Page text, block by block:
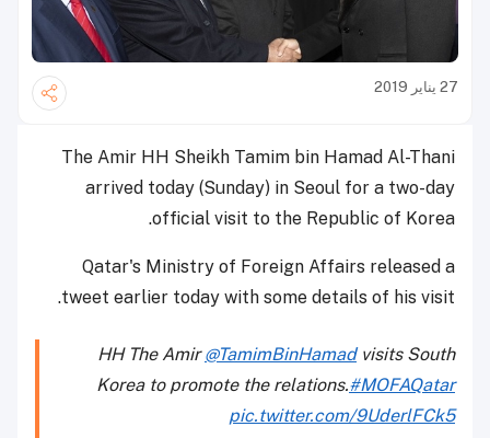
27 يناير 2019
The Amir HH Sheikh Tamim bin Hamad Al-Thani
arrived today (Sunday) in Seoul for a two-day
official visit to the Republic of Korea.
Qatar's Ministry of Foreign Affairs released a
tweet earlier today with some details of his visit.
HH The Amir@TamimBinHamadvisits South
Korea to promote the relations.#MOFAQatar
pic.twitter.com/9UderlFCk5